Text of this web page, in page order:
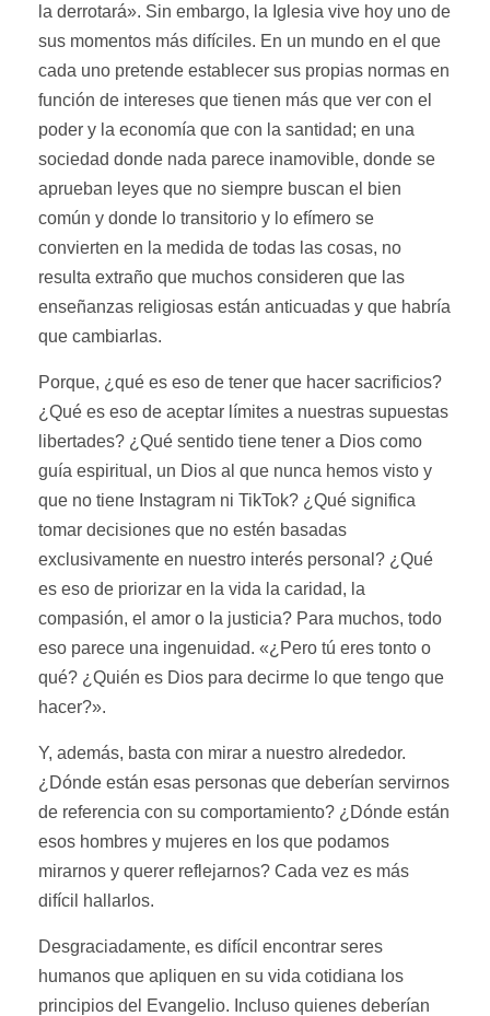
la derrotará». Sin embargo, la Iglesia vive hoy uno de
sus momentos más difíciles. En un mundo en el que
cada uno pretende establecer sus propias normas en
función de intereses que tienen más que ver con el
poder y la economía que con la santidad; en una
sociedad donde nada parece inamovible, donde se
aprueban leyes que no siempre buscan el bien
común y donde lo transitorio y lo efímero se
convierten en la medida de todas las cosas, no
resulta extraño que muchos consideren que las
enseñanzas religiosas están anticuadas y que habría
que cambiarlas.
Porque, ¿qué es eso de tener que hacer sacrificios?
¿Qué es eso de aceptar límites a nuestras supuestas
libertades? ¿Qué sentido tiene tener a Dios como
guía espiritual, un Dios al que nunca hemos visto y
que no tiene Instagram ni TikTok? ¿Qué significa
tomar decisiones que no estén basadas
exclusivamente en nuestro interés personal? ¿Qué
es eso de priorizar en la vida la caridad, la
compasión, el amor o la justicia? Para muchos, todo
eso parece una ingenuidad. «¿Pero tú eres tonto o
qué? ¿Quién es Dios para decirme lo que tengo que
hacer?».
Y, además, basta con mirar a nuestro alrededor.
¿Dónde están esas personas que deberían servirnos
de referencia con su comportamiento? ¿Dónde están
esos hombres y mujeres en los que podamos
mirarnos y querer reflejarnos? Cada vez es más
difícil hallarlos.
Desgraciadamente, es difícil encontrar seres
humanos que apliquen en su vida cotidiana los
principios del Evangelio. Incluso quienes deberían